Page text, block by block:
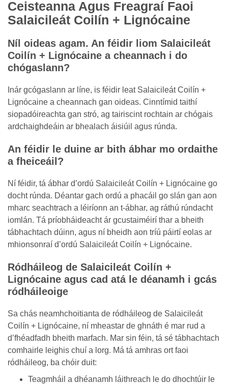
Ceisteanna Agus Freagraí Faoi
Salaicileát Coilín + Lignócaine
Níl oideas agam. An féidir liom Salaicileát
Coilín + Lignócaine a cheannach i do
chógaslann?
Inár gcógaslann ar líne, is féidir leat Salaicileát Coilín +
Lignócaine a cheannach gan oideas. Cinntímid taithí
siopadóireachta gan stró, ag tairiscint rochtain ar chógais
ardchaighdeáin ar bhealach áisiúil agus rúnda.
An féidir le duine ar bith ábhar mo ordaithe
a fheiceáil?
Ní féidir, tá ábhar d’ordú Salaicileát Coilín + Lignócaine go
docht rúnda. Déantar gach ordú a phacáil go slán gan aon
mharc seachtrach a léiríonn an t-ábhar, ag ráthú rúndacht
iomlán. Tá príobháideacht ár gcustaiméirí thar a bheith
tábhachtach dúinn, agus ní bheidh aon tríú páirtí eolas ar
mhionsonraí d’ordú Salaicileát Coilín + Lignócaine.
Ródháileog de Salaicileát Coilín +
Lignócaine agus cad atá le déanamh i gcás
ródháileoige
Sa chás neamhchoitianta de ródháileog de Salaicileát
Coilín + Lignócaine, ní mheastar de ghnáth é mar rud a
d’fhéadfadh bheith marfach. Mar sin féin, tá sé tábhachtach
comhairle leighis chuí a lorg. Má tá amhras ort faoi
ródháileog, ba chóir duit:
Teagmháil a dhéanamh láithreach le do dhochtúir le